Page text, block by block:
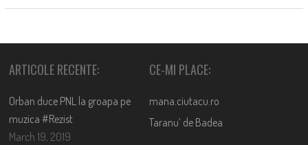
ARTICOLE RECENTE:
Orban duce PNL la groapa pe
muzica #Rezist
March 19, 2019
CE-MI PLACE:
mana.ciutacu.ro
Taranu’ de Badea